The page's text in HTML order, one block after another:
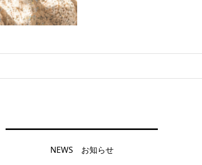
NEWS お知らせ